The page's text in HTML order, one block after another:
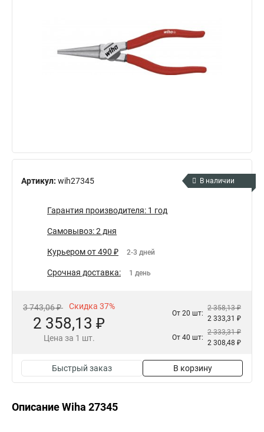
Артикул: wih27345 В наличии
Гарантия производителя: 1 год
Самовывоз: 2 дня
Курьером от 490 ₽ 2-3 дней
Срочная доставка: 1 день
3 743,06 ₽ Скидка 37%
2 358,13 ₽
Цена за 1 шт.
От 20 шт:
2 358,13 ₽
2 333,31 ₽
От 40 шт:
2 333,31 ₽
2 308,48 ₽
Быстрый заказ В корзину
Описание Wiha 27345